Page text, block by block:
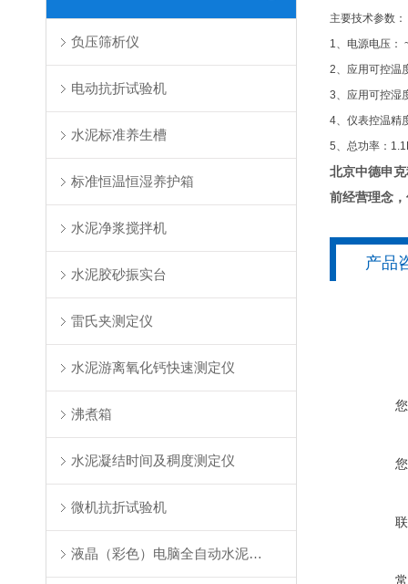
负压筛析仪
电动抗折试验机
水泥标准养生槽
标准恒温恒湿养护箱
水泥净浆搅拌机
水泥胶砂振实台
雷氏夹测定仪
水泥游离氧化钙快速测定仪
沸煮箱
水泥凝结时间及稠度测定仪
微机抗折试验机
液晶（彩色）电脑全自动水泥抗折试验机
主要技术参数：
1、电源电压：
2、应用可控
3、应用可控湿
4、仪表控温精
5、总功率：
北京中德申
前经营理念
产品